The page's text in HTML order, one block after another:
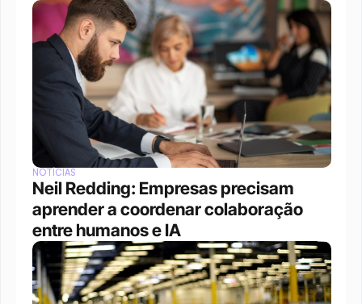
NOTÍCIAS
Neil Redding: Empresas precisam
aprender a coordenar colaboração
entre humanos e IA